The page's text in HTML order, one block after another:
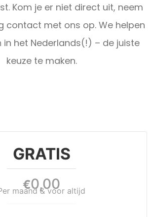
Kom je er niet direct uit, neem
contact met ons op. We helpen
in het Nederlands(!) – de juiste
keuze te maken.
GRATIS
€0,00
maand & voor altijd